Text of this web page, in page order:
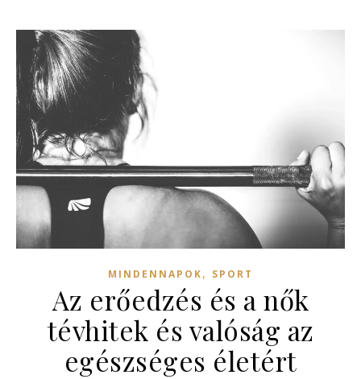
MINDENNAPOK, SPORT
Az erőedzés és a nők
tévhitek és valóság az
egészséges életért